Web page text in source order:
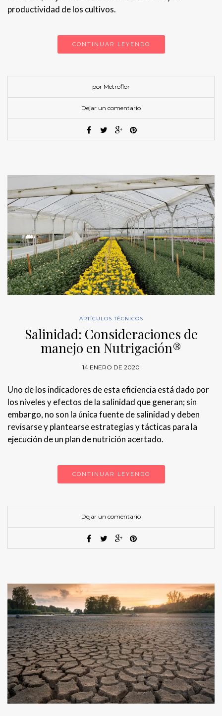
productividad de los cultivos.
CONTINUAR LEYENDO
por Metroflor
Dejar un comentario
ARTÍCULOS TÉCNICOS
Salinidad: Consideraciones de
manejo en Nutrigación®
14 ENERO DE 2020
Uno de los indicadores de esta eficiencia está dado por
los niveles y efectos de la salinidad que generan; sin
embargo, no son la única fuente de salinidad y deben
revisarse y plantearse estrategias y tácticas para la
ejecución de un plan de nutrición acertado.
CONTINUAR LEYENDO
Dejar un comentario